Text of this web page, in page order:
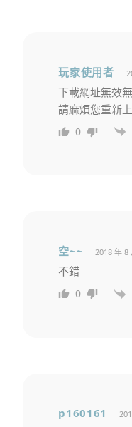
玩家使用者
下載網址無效
請麻煩您重新
0
空~~ 2018 年 8
不錯
0
p160161